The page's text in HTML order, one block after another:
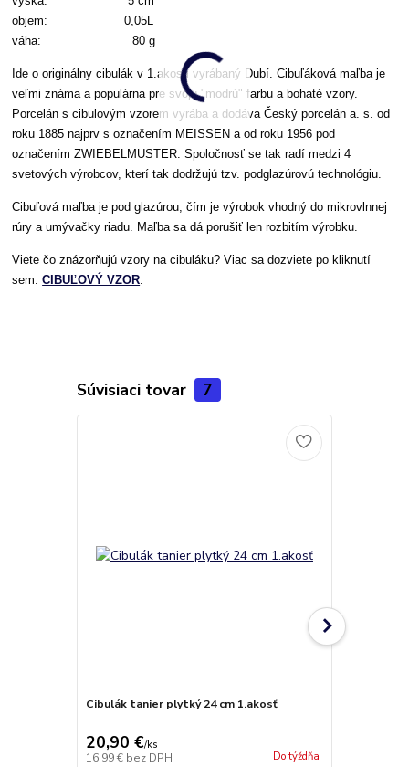
objem: 0,05L
váha: 80 g
Ide o originálny cibulák v 1.akosti vyrábaný Dubí. Cibuľáková maľba je
veľmi známa a populárna pre svoju "modrú" farbu a bohaté vzory.
Porcelán s cibulovým vzorem vyrába a dodáva Český porcelán a. s. od
roku 1885 najprv s označením MEISSEN a od roku 1956 pod
označením ZWIEBELMUSTER. Spoločnosť se tak radí medzi 4
svetových výrobcov, kterí tak dodržujú tzv. podglazúrovú technológiu.
Cibuľová maľba je pod glazúrou, čím je výrobok vhodný do mikrovlnnej
rúry a umývačky riadu. Maľba sa dá porušiť len rozbitím výrobku.
Viete čo znázorňujú vzory na cibuláku? Viac sa dozviete po kliknutí
sem:CIBUĽOVÝ VZOR
Súvisiaci tovar 7
Cibulák tanier plytký 24 cm 1.akosť
20,90 €/ks
16,99 € bez DPH Do týždňa